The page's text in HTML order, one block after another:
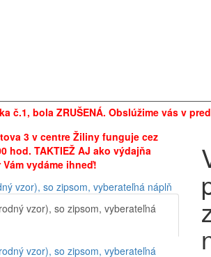
č.1, bola ZRUŠENÁ. Obslúžime vás v
3 v centre Žiliny funguje cez
hod. TAKTIEŽ AJ ako výdajňa
vydáme ihneď!